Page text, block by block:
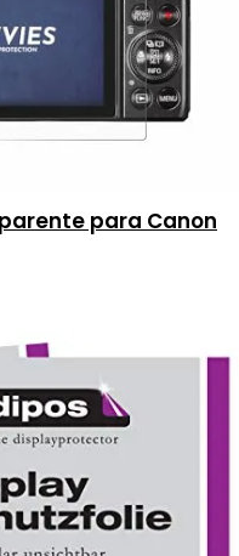
para Canon